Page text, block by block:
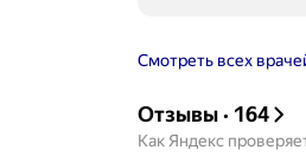
Смотреть всех
Отзывы· 164
Как Яндекс